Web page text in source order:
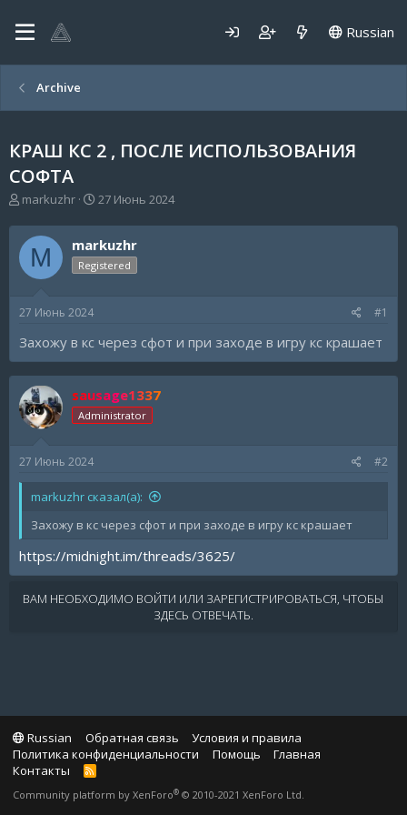
Russian
Archive
КРАШ КС 2 , ПОСЛЕ ИСПОЛЬЗОВАНИЯ
СОФТА
А
т
о
р
т
м
markuzhr
Д
т
а
н
а
27 Июнь 2024
M markuzhr
Registered
27 Июнь 2024 #1
Захожу в кс через сфот и при заходе в игру кс крашает
sausage1337
Administrator
27 Июнь 2024 #2
markuzhr сказал(а):
Захожу в кс через сфот и при заходе в игру кс крашает
https://midnight.im/threads/3625/
ВАМ НЕОБХОДИМО ВОЙТИ ИЛИ ЗАРЕГИСТРИРОВАТЬСЯ, ЧТОБЫ
ЗДЕСЬ ОТВЕЧАТЬ.
Russian Обратная связь
Условия и правила
Политика конфиденциальности
Помощь
Главная
Контакты
R
S
Community platform by XenForo® © 2010-2021 XenForo Ltd.